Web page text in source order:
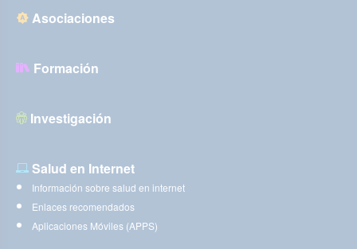
Asociaciones
Formación
Investigación
Salud en Internet
Información sobre salud en internet
Enlaces recomendados
Aplicaciones Móviles (APPS)